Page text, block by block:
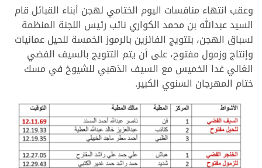
وعقب انتهاء منافسات اليوم الختامي لهجن أبناء القبائل قام
السيد عبدالله بن محمد الكواري نائب رئيس اللجنة المنظمة
لسباق الهجن، بتتويج الفائزين بالرموز الخمسة للحيل عمانيات
وإنتاج وزمول مفتوح، على أن يتم التتويج بالسيف الفضي
الغالي غدا الخميس مع السيف الذهبي للشيوخ في مسك
ختام المهرجان السنوي الكبير.